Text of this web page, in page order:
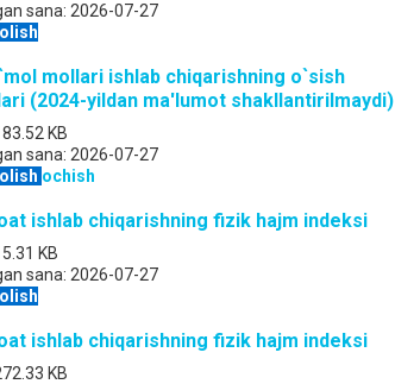
sana: 2026-07-27
mollari ishlab chiqarishning o`sish
(2024-yildan ma'lumot shakllantirilmaydi)
KB
sana: 2026-07-27
ochish
ishlab chiqarishning fizik hajm indeksi
KB
sana: 2026-07-27
ishlab chiqarishning fizik hajm indeksi
KB